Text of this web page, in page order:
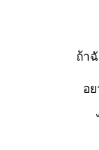
ถ้า
อ